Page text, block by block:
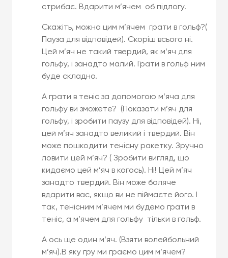
стрибає. Вдарити м’ячем об підлогу.
Скажіть, можна цим м’ячем грати в гольф?(
Пауза для відповідей). Скоріш всього ні.
Цей м’яч не такий твердий, як м’яч для
гольфу, і занадто малий. Грати в гольф ним
буде складно.
А грати в теніс за допомогою м’яча для
гольфу ви зможете? (Показати м’яч для
гольфу, і зробити паузу для відповідей). Ні,
цей м’яч занадто великий і твердий. Він
може пошкодити тенісну ракетку. Зручно
ловити цей м’яч? ( Зробити вигляд, що
кидаємо цей м’яч в когось). Ні! Цей м’яч
занадто твердий. Він може боляче
вдарити вас, якщо ви не піймаєте його. І
так, тенісним м’ячем ми будемо грати в
теніс, а м’ячем для гольфу тільки в гольф.
А ось ще один м’яч. (Взяти волейбольний
м’яч).В яку гру ми граємо цим м’ячем?